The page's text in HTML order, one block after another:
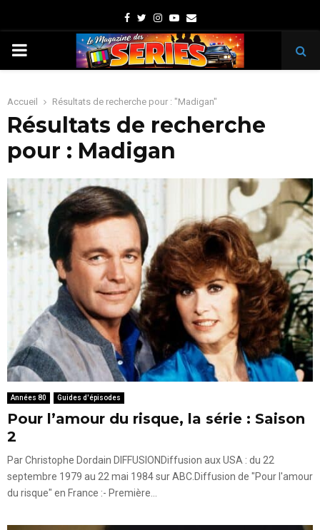
Facebook
TwitterInstagram
Youtube
Email
PRIMARY
Accueil Résultats de recherche pour : "Madigan"
Résultats de recherche
pour : Madigan
Années 80 Guides d'épisodes
Pour l’amour du risque, la série : Saison
2
Par Christophe Dordain DIFFUSIONDiffusion aux USA : du 22
septembre 1979 au 22 mai 1984 sur ABC.Diffusion de "Pour l'amour
du risque" en France :- Première...